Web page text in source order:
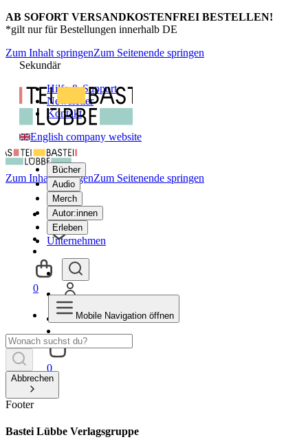
AB SOFORT VERSANDKOSTENFREI BESTELLEN!
*gilt nur für Bestellungen innerhalb DE
Zum Inhalt springenZum Seitenende springen
Sekundär
Hilfe & Support
Newsletter
Kontakt
English company website
Bücher
Audio
Merch
Autor:innen
Erleben
Unternehmen
0
Zum Inhalt springenZum Seitenende springen
0
Mobile Navigation öffnen
Abbrechen
Footer
Bastei Lübbe Verlagsgruppe